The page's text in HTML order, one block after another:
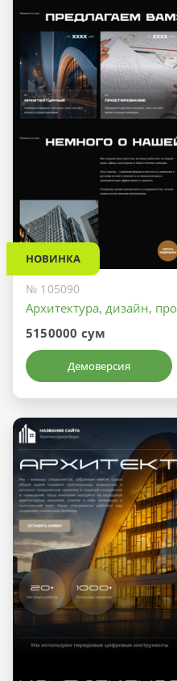
НОВИНКА
№ 105090
Архитектура, дизайн,
5150000 сум
Демоверсия